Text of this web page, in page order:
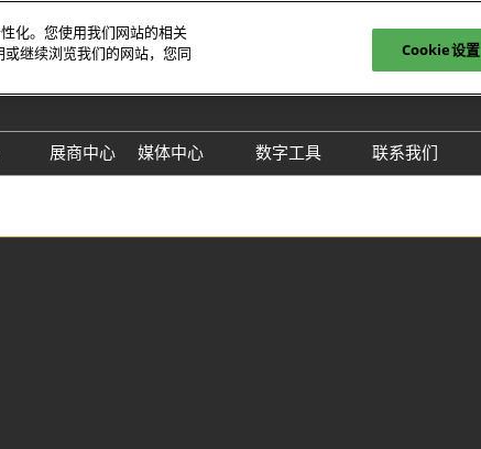
中文
English
邀买家
展商中心
媒体中心
数字工具
RX Digital & Data
联系我们
化。您使用我们网站的相关
继续浏览我们的网站，您同
Cookie设置